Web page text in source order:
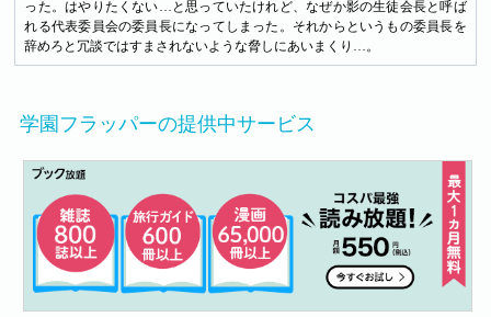
った。はやりたくない…と思っていたけれど、なぜか影の生徒会長と呼ば
れる代表委員会の委員長になってしまった。それからというもの委員長を
辞めろと冗談ではすまされないような脅しにあいまくり…。
学園フラッパーの提供中サービス